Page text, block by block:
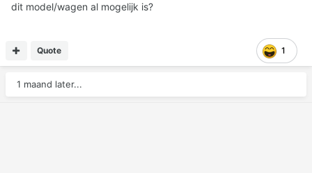
dit model/wagen al mogelijk is?
1
Quote
1 maand later...